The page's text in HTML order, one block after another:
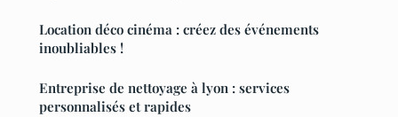
Location déco cinéma : créez des événements
inoubliables !
Entreprise de nettoyage à lyon : services
personnalisés et rapides